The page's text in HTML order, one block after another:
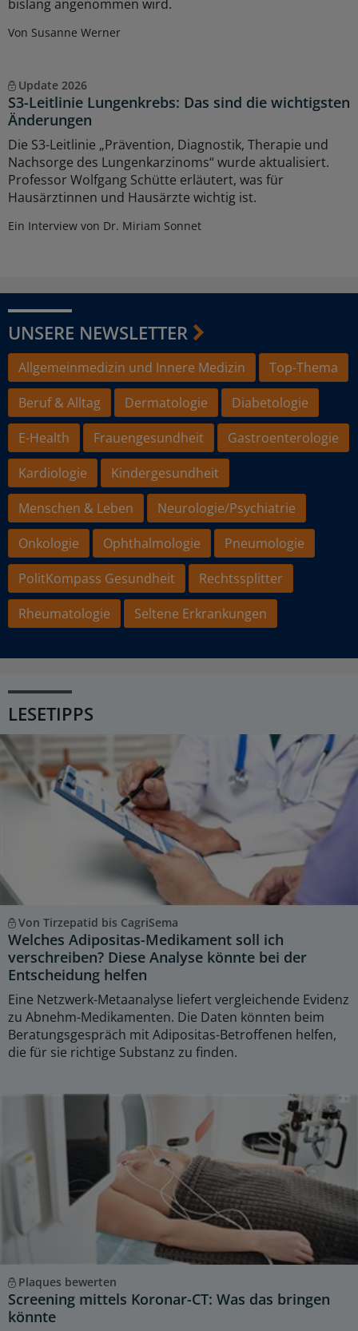
bislang angenommen wird.
Von Susanne Werner
Update 2026
S3-Leitlinie Lungenkrebs: Das sind die wichtigsten
Änderungen
Die S3-Leitlinie „Prävention, Diagnostik, Therapie und
Nachsorge des Lungenkarzinoms“ wurde aktualisiert.
Professor Wolfgang Schütte erläutert, was für
Hausärztinnen und Hausärzte wichtig ist.
Ein Interview von Dr. Miriam Sonnet
UNSERE NEWSLETTER
Allgemeinmedizin und Innere Medizin
Top-Thema
Beruf & Alltag
Dermatologie
Diabetologie
E-Health
Frauengesundheit
Gastroenterologie
Kardiologie
Kindergesundheit
Menschen & Leben
Neurologie/Psychiatrie
Onkologie
Ophthalmologie
Pneumologie
PolitKompass Gesundheit
Rechtssplitter
Rheumatologie
Seltene Erkrankungen
LESETIPPS
Von Tirzepatid bis CagriSema
Welches Adipositas-Medikament soll ich
verschreiben? Diese Analyse könnte bei der
Entscheidung helfen
Eine Netzwerk-Metaanalyse liefert vergleichende Evidenz
zu Abnehm-Medikamenten. Die Daten könnten beim
Beratungsgespräch mit Adipositas-Betroffenen helfen,
die für sie richtige Substanz zu finden.
Plaques bewerten
Screening mittels Koronar-CT: Was das bringen
könnte